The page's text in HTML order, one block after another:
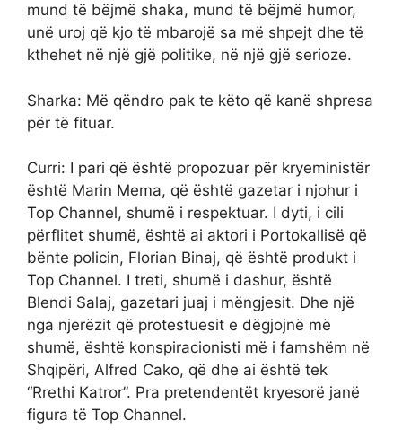
mund të bëjmë shaka, mund të bëjmë humor,
unë uroj që kjo të mbarojë sa më shpejt dhe të
kthehet në një gjë politike, në një gjë serioze.
Sharka: Më qëndro pak te këto që kanë shpresa
për të fituar.
Curri: I pari që është propozuar për kryeministër
është Marin Mema, që është gazetar i njohur i
Top Channel, shumë i respektuar. I dyti, i cili
përflitet shumë, është ai aktori i Portokallisë që
bënte policin, Florian Binaj, që është produkt i
Top Channel. I treti, shumë i dashur, është
Blendi Salaj, gazetari juaj i mëngjesit. Dhe një
nga njerëzit që protestuesit e dëgjojnë më
shumë, është konspiracionisti më i famshëm në
Shqipëri, Alfred Cako, që dhe ai është tek
“Rrethi Katror”. Pra pretendentët kryesorë janë
figura të Top Channel.